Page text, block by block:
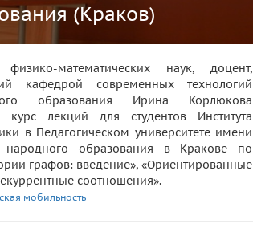
(Краков)
физико-математических наук, доцент,
кафедрой современных технологий
образования Ирина Корлюкова
курс лекций для студентов Института
в Педагогическом университете имени
народного образования в Кракове по
графов: введение», «Ориентированные
соотношения».
мобильность